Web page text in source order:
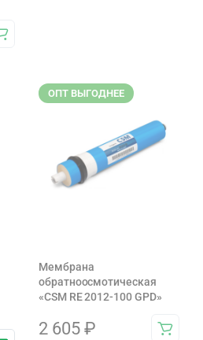
ОПТ ВЫГОДНЕЕ
Мембрана
обратноосмотическая
«CSM RE 2012-100 GPD»
2 605 ₽